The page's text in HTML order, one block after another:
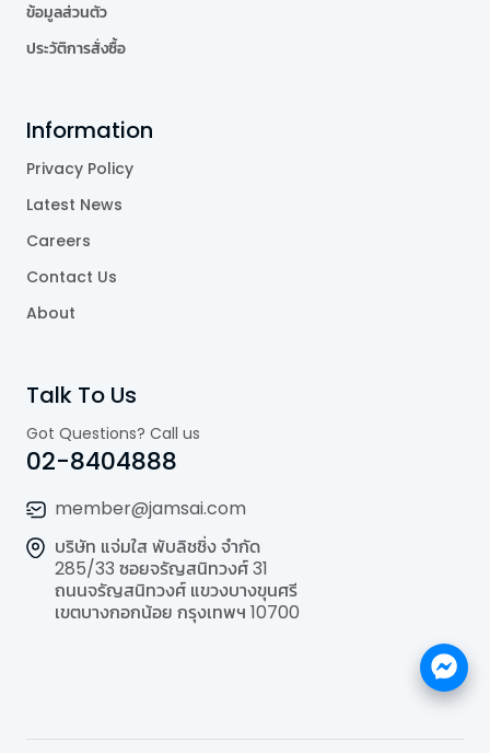
ข้อมูลส่วนตัว
ประวัติการสั่งซื้อ
Information
Privacy Policy
Latest News
Careers
Contact Us
About
Talk To Us
Got Questions? Call us
02-8404888
member@jamsai.com
บริษัท แจ่มใส พับลิชชิ่ง จำกัด
285/33 ซอยจรัญสนิทวงศ์ 31
ถนนจรัญสนิทวงศ์ แขวงบางขุนศรี
เขตบางกอกน้อย กรุงเทพฯ 10700